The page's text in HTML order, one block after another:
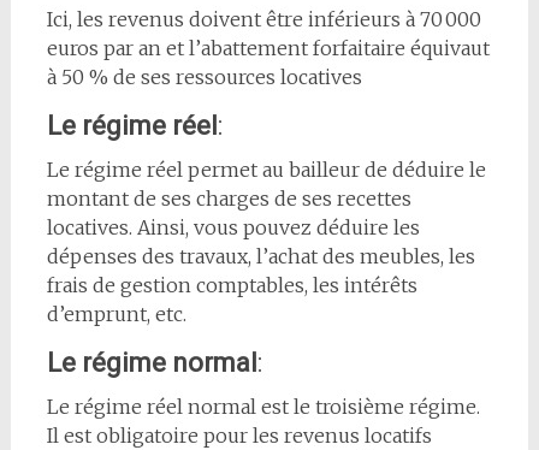
Ici, les revenus doivent être inférieurs à 70 000
euros par an et l’abattement forfaitaire équivaut
à 50 % de ses ressources locatives
Le régime réel :
Le régime réel permet au bailleur de déduire le
montant de ses charges de ses recettes
locatives. Ainsi, vous pouvez déduire les
dépenses des travaux, l’achat des meubles, les
frais de gestion comptables, les intérêts
d’emprunt, etc.
Le régime normal :
Le régime réel normal est le troisième régime.
Il est obligatoire pour les revenus locatifs